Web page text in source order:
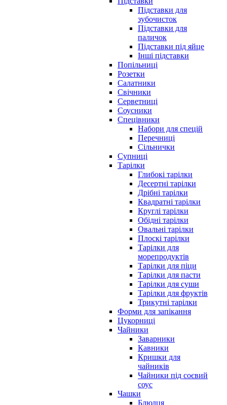
Підставки для
зубочисток
Підставки для
паличок
Підставки під яйце
Інші підставки
Попільниці
Розетки
Салатники
Свічники
Серветниці
Соусники
Спецівники
Набори для спецій
Перечниці
Сільнички
Супниці
Тарілки
Глибокі тарілки
Десертні тарілки
Дрібні тарілки
Квадратні тарілки
Круглі тарілки
Обідні тарілки
Овальні тарілки
Плоскі тарілки
Тарілки для
морепродуктів
Тарілки для піци
Тарілки для пасти
Тарілки для суши
Тарілки для фруктів
Трикутні тарілки
Форми для запікання
Цукорниці
Чайники
Заварники
Кавники
Кришки для
чайників
Чайники під соєвий
соус
Чашки
Блюдця